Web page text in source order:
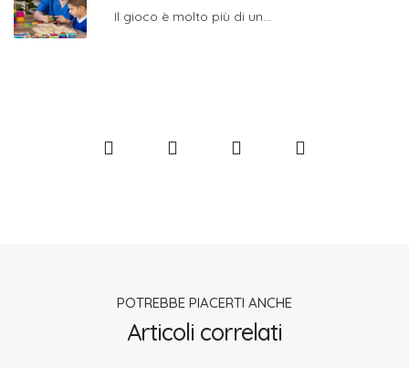
Il gioco è molto più di un...
POTREBBE PIACERTI ANCHE
Articoli correlati